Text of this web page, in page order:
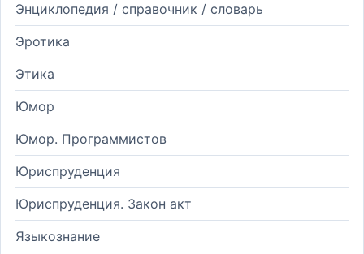
Энциклопедия / справочник / словарь
Эротика
Этика
Юмор
Юмор. Программистов
Юриспруденция
Юриспруденция. Закон акт
Языкознание